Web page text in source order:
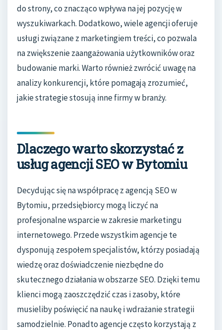
do strony, co znacząco wpływa na jej pozycję w
wyszukiwarkach. Dodatkowo, wiele agencji oferuje
usługi związane z marketingiem treści, co pozwala
na zwiększenie zaangażowania użytkowników oraz
budowanie marki. Warto również zwrócić uwagę na
analizy konkurencji, które pomagają zrozumieć,
jakie strategie stosują inne firmy w branży.
Dlaczego warto skorzystać z
usług agencji SEO w Bytomiu
Decydując się na współpracę z agencją SEO w
Bytomiu, przedsiębiorcy mogą liczyć na
profesjonalne wsparcie w zakresie marketingu
internetowego. Przede wszystkim agencje te
dysponują zespołem specjalistów, którzy posiadają
wiedzę oraz doświadczenie niezbędne do
skutecznego działania w obszarze SEO. Dzięki temu
klienci mogą zaoszczędzić czas i zasoby, które
musieliby poświęcić na naukę i wdrażanie strategii
samodzielnie. Ponadto agencje często korzystają z